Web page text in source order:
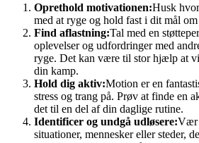
Oprethold motivationen:Husk
med at ryge og hold fast i dit mål
Find aflastning:Tal med en
oplevelser og udfordringer med
ryge. Det kan være til stor hjælp at
din kamp.
Hold dig aktiv:Motion er en
stress og trang på. Prøv at finde en
det til en del af din daglige rutine.
Identificer og undgå udløsere:Vær
situationer, mennesker eller steder,